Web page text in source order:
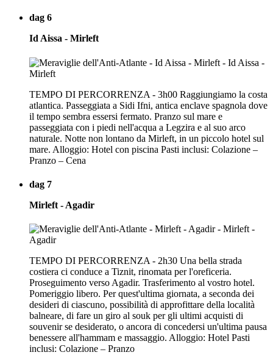
dag 6
Id Aissa - Mirleft
TEMPO DI PERCORRENZA - 3h00 Raggiungiamo la costa
atlantica. Passeggiata a Sidi Ifni, antica enclave spagnola dove
il tempo sembra essersi fermato. Pranzo sul mare e
passeggiata con i piedi nell'acqua a Legzira e al suo arco
naturale. Notte non lontano da Mirleft, in un piccolo hotel sul
mare. Alloggio: Hotel con piscina Pasti inclusi: Colazione –
Pranzo – Cena
dag 7
Mirleft - Agadir
TEMPO DI PERCORRENZA - 2h30 Una bella strada
costiera ci conduce a Tiznit, rinomata per l'oreficeria.
Proseguimento verso Agadir. Trasferimento al vostro hotel.
Pomeriggio libero. Per quest'ultima giornata, a seconda dei
desideri di ciascuno, possibilità di approfittare della località
balneare, di fare un giro al souk per gli ultimi acquisti di
souvenir se desiderato, o ancora di concedersi un'ultima pausa
benessere all'hammam e massaggio. Alloggio: Hotel Pasti
inclusi: Colazione – Pranzo